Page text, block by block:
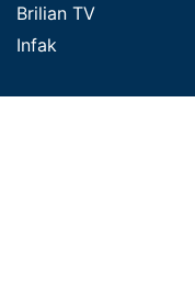
Brilian TV
Infak